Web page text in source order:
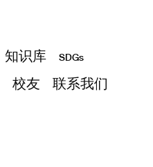
知识库
SDGs
校友 联系我们